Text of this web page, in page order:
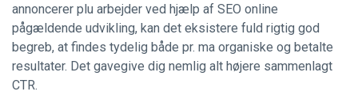
annoncerer plu arbejder ved hjælp af SEO online
pågældende udvikling, kan det eksistere fuld rigtig god
begreb, at findes tydelig både pr. ma organiske og betalte
resultater. Det gavegive dig nemlig alt højere sammenlagt
CTR.